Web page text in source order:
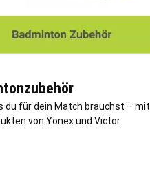
du für dein Match brauchst – mit
von Yonex und Victor.